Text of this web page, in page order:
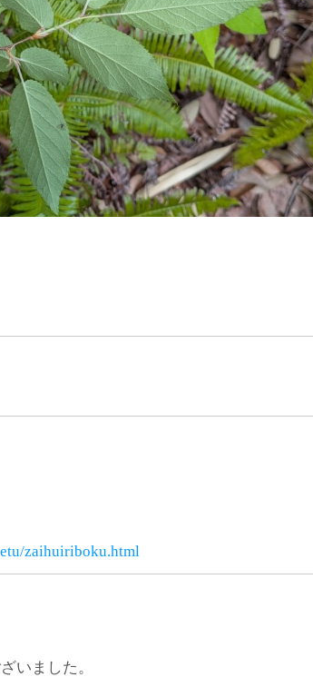
zaihuiriboku.html
いました。